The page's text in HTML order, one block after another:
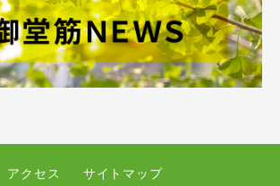
アクセス サイトマップ